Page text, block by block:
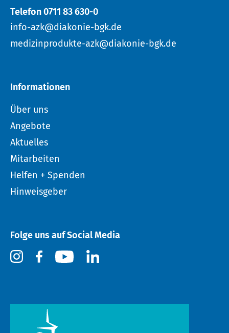
Telefon 0711 83 630-0
info-azk@diakonie-bgk.de
medizinprodukte-azk@diakonie-bgk.de
Informationen
Über uns
Angebote
Aktuelles
Mitarbeiten
Helfen + Spenden
Hinweisgeber
Folge uns auf Social Media